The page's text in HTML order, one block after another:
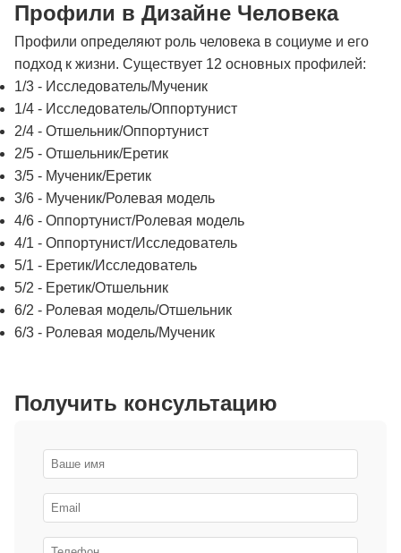
Профили в Дизайне Человека
Профили определяют роль человека в социуме и его
подход к жизни. Существует 12 основных профилей:
1/3 - Исследователь/Мученик
1/4 - Исследователь/Оппортунист
2/4 - Отшельник/Оппортунист
2/5 - Отшельник/Еретик
3/5 - Мученик/Еретик
3/6 - Мученик/Ролевая модель
4/6 - Оппортунист/Ролевая модель
4/1 - Оппортунист/Исследователь
5/1 - Еретик/Исследователь
5/2 - Еретик/Отшельник
6/2 - Ролевая модель/Отшельник
6/3 - Ролевая модель/Мученик
Получить консультацию